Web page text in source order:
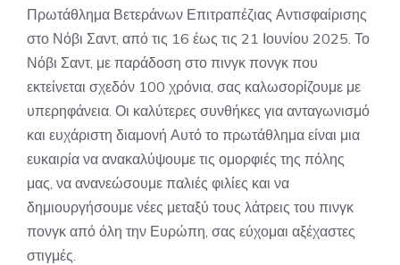
Πρωτάθλημα Βετεράνων Επιτραπέζιας Αντισφαίρισης
στο Νόβι Σαντ, από τις 16 έως τις 21 Ιουνίου 2025. Το
Νόβι Σαντ, με παράδοση στο πινγκ πονγκ που
εκτείνεται σχεδόν 100 χρόνια, σας καλωσορίζουμε με
υπερηφάνεια. Οι καλύτερες συνθήκες για ανταγωνισμό
και ευχάριστη διαμονή Αυτό το πρωτάθλημα είναι μια
ευκαιρία να ανακαλύψουμε τις ομορφιές της πόλης
μας, να ανανεώσουμε παλιές φιλίες και να
δημιουργήσουμε νέες μεταξύ τους λάτρεις του πινγκ
πονγκ από όλη την Ευρώπη, σας εύχομαι αξέχαστες
στιγμές.